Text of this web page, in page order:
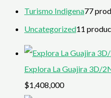
Turismo Indigena77
Uncategorized11
Explora La Guajira 3D/
$1,408,000